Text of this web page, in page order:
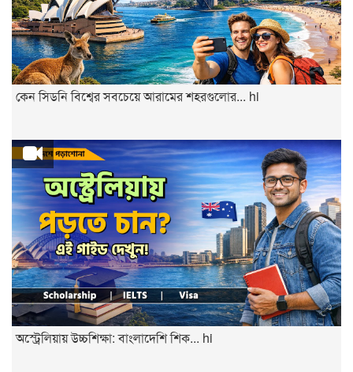
কেন সিডনি বিশ্বের সবচেয়ে আরামের শহরগুলোর... hi
অস্ট্রেলিয়ায় উচ্চশিক্ষা: বাংলাদেশি শিক... hi